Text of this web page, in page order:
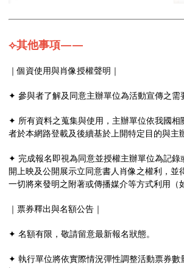
⟣其他事項——
｜個資使用與肖像授權聲明｜
✦ 參與者了解及同意主辦單位為活動宣傳之需
✦ 所有資料之蒐集與使用，主辦單位依我國
者於本網路登載及後續基於上開特定目的與主
✦ 完成報名即視為同意並授權主辦單位為記
開上映及公開展示立同意書人肖像之權利，
一切將來發明之附著或傳播媒介等方式利用（
｜票券釋出與名額公告｜
✦ 名額有限，敬請留意最新報名狀態。
✦ 執行單位將依實際情況彈性調整活動票券